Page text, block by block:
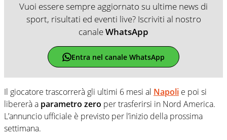
Vuoi essere sempre aggiornato su ultime news di
sport, risultati ed eventi live? Iscriviti al nostro
canaleWhatsApp
Entra nel canale WhatsApp
Il giocatore trascorrerà gli ultimi 6 mesi al Napoli e poi si
libererà a parametro zero per trasferirsi in Nord America.
L’annuncio ufficiale è previsto per l’inizio della prossima
settimana.